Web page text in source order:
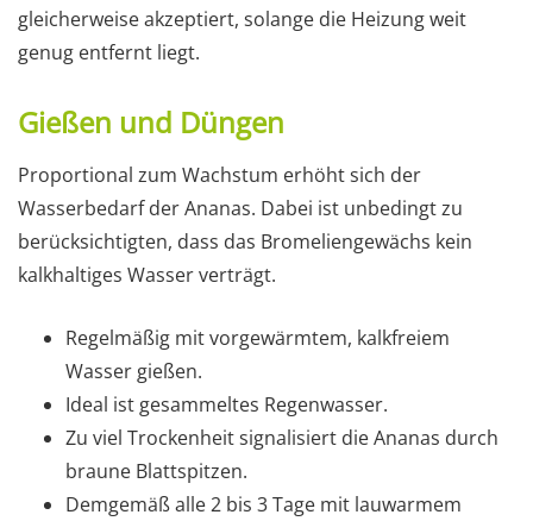
gleicherweise akzeptiert, solange die Heizung weit
genug entfernt liegt.
Gießen und Düngen
Proportional zum Wachstum erhöht sich der
Wasserbedarf der Ananas. Dabei ist unbedingt zu
berücksichtigten, dass das Bromeliengewächs kein
kalkhaltiges Wasser verträgt.
Regelmäßig mit vorgewärmtem, kalkfreiem
Wasser gießen.
Ideal ist gesammeltes Regenwasser.
Zu viel Trockenheit signalisiert die Ananas durch
braune Blattspitzen.
Demgemäß alle 2 bis 3 Tage mit lauwarmem